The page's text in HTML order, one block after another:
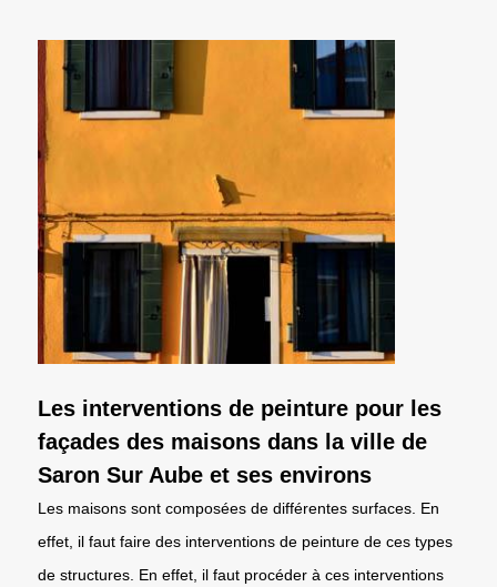
Les interventions de peinture pour les
façades des maisons dans la ville de
Saron Sur Aube et ses environs
Les maisons sont composées de différentes surfaces. En
effet, il faut faire des interventions de peinture de ces types
de structures. En effet, il faut procéder à ces interventions